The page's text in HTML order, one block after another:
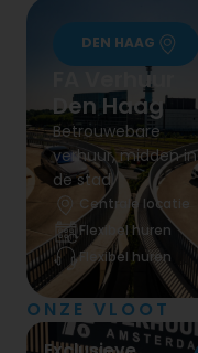
DEN HAAG
FA Verhuur
Den Haag
Betrouwebare
verhuur, midden in
de stad.
Centrale locatie
Flexibel huren
Flexibel huren
ONZE VLOOT